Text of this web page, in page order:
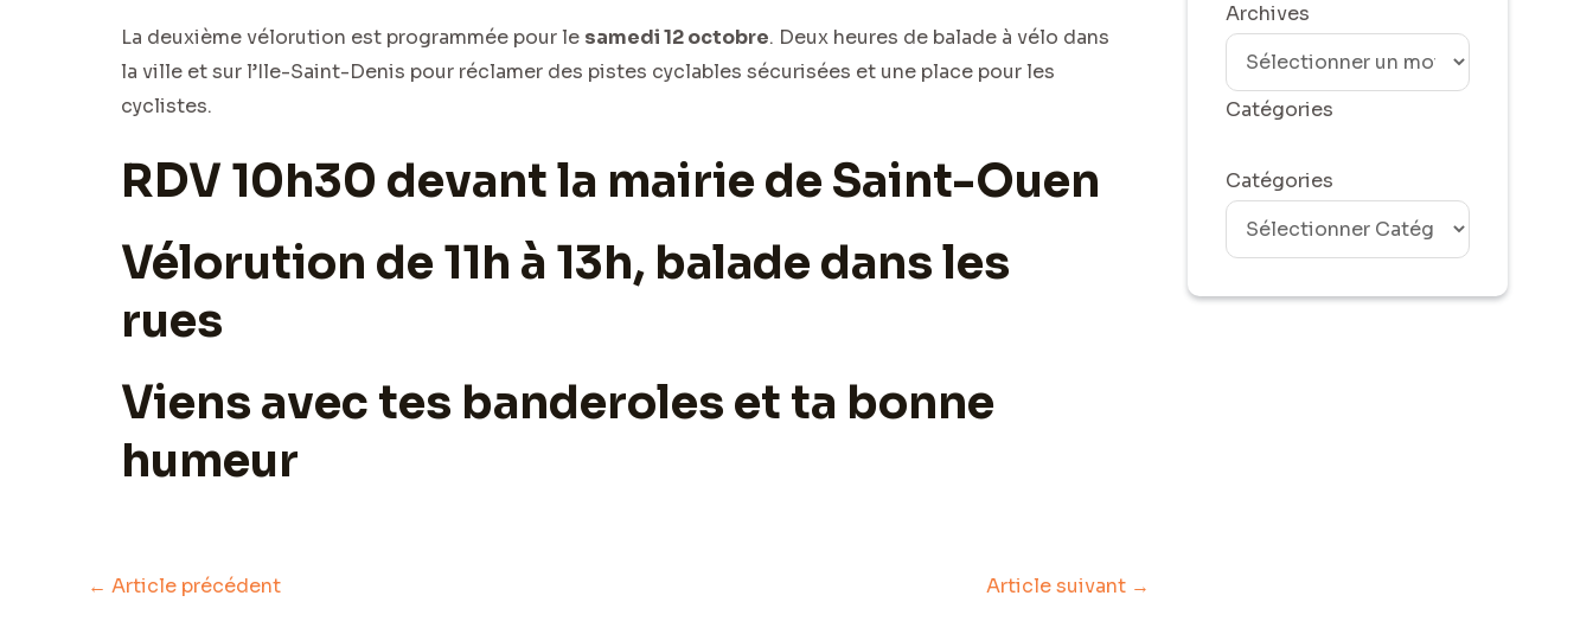
La deuxième vélorution est programmée pour le samedi 12 octobre. Deux heures de balade à vélo dans
la ville et sur l’Ile-Saint-Denis pour réclamer des pistes cyclables sécurisées et une place pour les
cyclistes.
RDV 10h30 devant la mairie de Saint-Ouen
Vélorution de 11h à 13h, balade dans les
rues
Viens avec tes banderoles et ta bonne
humeur
← Article précédent Article suivant →
Archives
Catégories
Catégories